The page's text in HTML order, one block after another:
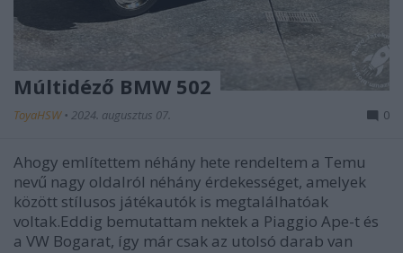
Múltidéző BMW 502
ToyaHSW • 2024. augusztus 07. 0
Ahogy említettem néhány hete rendeltem a Temu
nevű nagy oldalról néhány érdekességet, amelyek
között stílusos játékautók is megtalálhatóak
voltak.Eddig bemutattam nektek a Piaggio Ape-t és
a VW Bogarat, így már csak az utolsó darab van